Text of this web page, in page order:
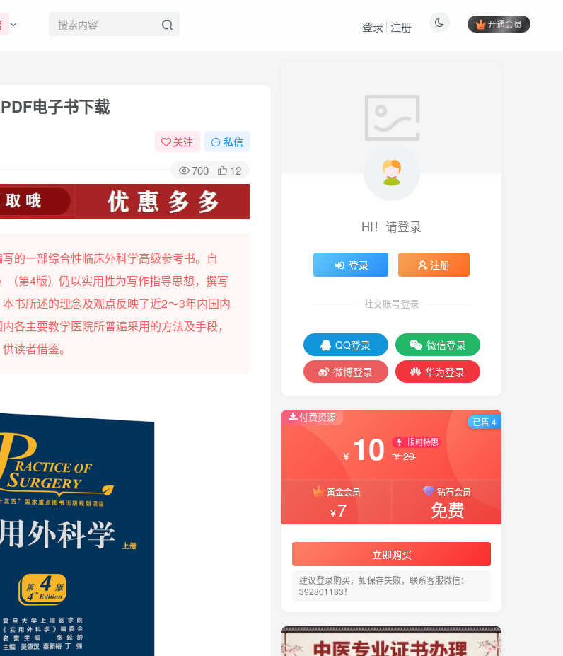
开通会员
登录 注册
电子书下载
关注 私信
700 12
的一部综合性临床外科学高级参考书。自
第4版）仍以实用性为写作指导思想，撰写
书所述的理念及观点反映了近2～3年内国内
各主要教学医院所普遍采用的方法及手段，
读者借鉴。
HI！请登录
登录 注册
社交账号登录
QQ登录
微信登录
微博登录
华为登录
付费资源
￥ 10 限时特惠
￥20
黄金会员
￥7
钻石会员
免费
立即购买
建议登录购买，如保存失败，联系客服微信：
392801183！
已售 4